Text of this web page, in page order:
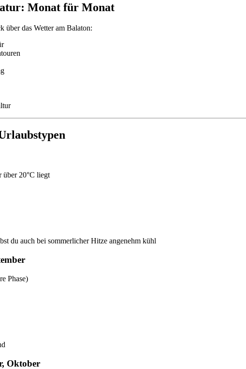
Monat für Monat
über das Wetter am Balaton:
über 20°C liegt
du auch bei sommerlicher Hitze angenehm kühl
Phase)
Oktober